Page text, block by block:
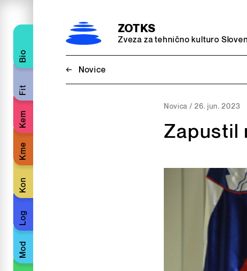
Bio
Fit
Kem
Kme
Kon
Log
Mod
ZOTKS
Zveza za tehnično kulturo
← Novice
Novica /26. jun. 2023
Zapustil